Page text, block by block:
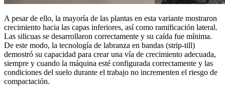
A pesar de ello, la mayoría de las plantas en esta variante mostraron
crecimiento hacia las capas inferiores, así como ramificación lateral.
Las silicuas se desarrollaron correctamente y su caída fue mínima.
De este modo, la tecnología de labranza en bandas (strip-till)
demostró su capacidad para crear una vía de crecimiento adecuada,
siempre y cuando la máquina esté configurada correctamente y las
condiciones del suelo durante el trabajo no incrementen el riesgo de
compactación.